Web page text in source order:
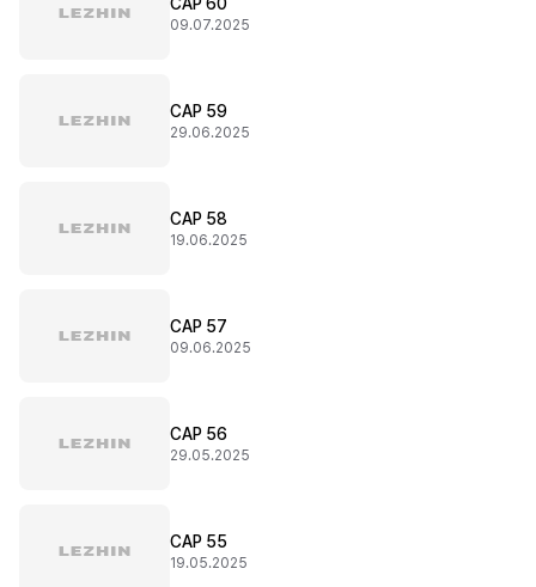
09.07.2025
CAP 59
29.06.2025
CAP 58
19.06.2025
CAP 57
09.06.2025
CAP 56
29.05.2025
CAP 55
19.05.2025